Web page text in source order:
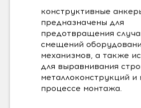
конструктивные
предназначены для
предотвращения
смещений
механизмов, а также
для выравнивания
металлоконструкций и
процессе монтажа.